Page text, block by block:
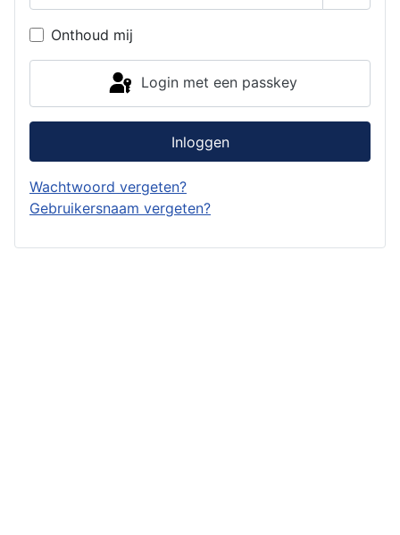
Toon
Onthoud mij
Login met een passkey
Inloggen
Wachtwoord vergeten?
Gebruikersnaam vergeten?